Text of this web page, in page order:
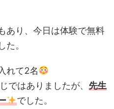
あり、今日は体験で無料
た。
れて2名
ではありましたが、 先生
でした。